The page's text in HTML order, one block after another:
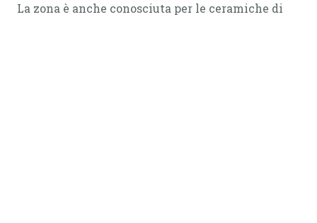
La zona è anche conosciuta per le ceramiche di